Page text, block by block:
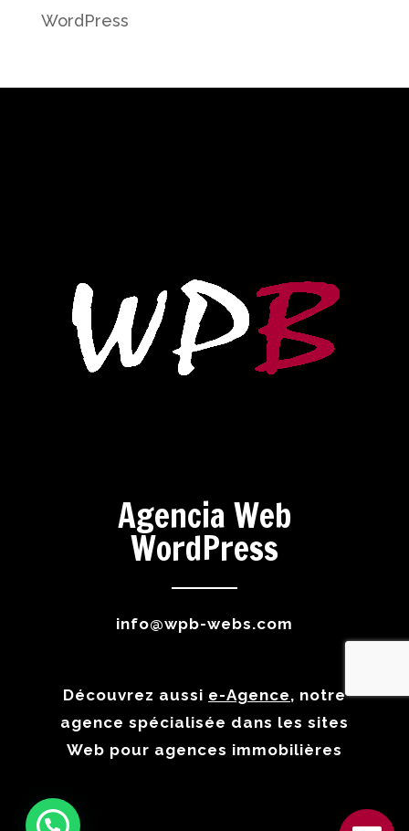
WordPress
Agencia Web
WordPress
info@wpb-webs.com
Découvrez aussi e-Agence, notre
agence spécialisée dans les sites
Web pour agences immobilières